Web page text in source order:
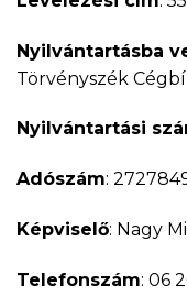
Nyilvántartásba
Törvényszék
Nyilvántartási
Adószám:
Képviselő: Nagy
Telefonszám: 06